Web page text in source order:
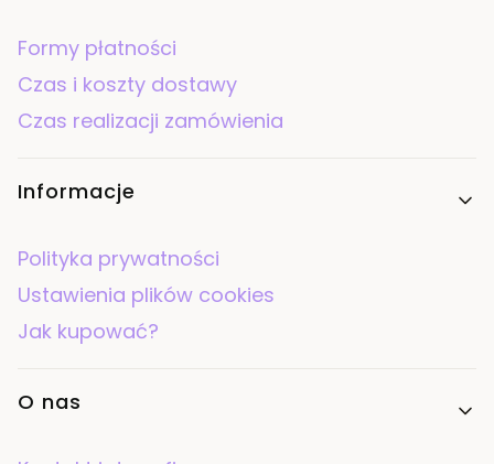
Formy płatności
Czas i koszty dostawy
Czas realizacji zamówienia
Informacje
Polityka prywatności
Ustawienia plików cookies
Jak kupować?
O nas